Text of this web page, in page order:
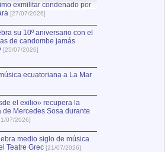
exmilitar condenado por
[27/07/2026]
su 10º aniversario con el
de candombe jamás
[25/07/2026]
ecuatoriana a La Mar
el exilio» recupera la
Mercedes Sosa durante
07/2026]
medio siglo de música
Teatre Grec [21/07/2026]